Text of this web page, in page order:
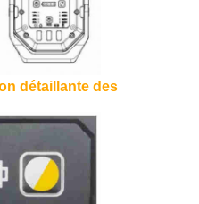
détaillante des